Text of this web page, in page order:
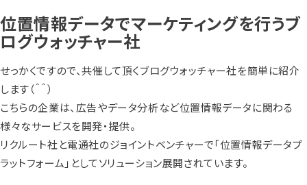
位置情報データでマーケティングを行うブ
ログウォッチャー社
せっかくですので、共催して頂くブログウォッチャー社を簡単に紹介
します（＾＾）
こちらの企業は、広告やデータ分析など位置情報データに関わる
様々なサービスを開発・提供。
リクルート社と電通社のジョイントベンチャーで「位置情報データプ
ラットフォーム」としてソリューション展開されています。